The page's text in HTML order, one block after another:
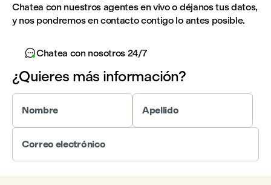
Chatea con nuestros agentes en vivo o déjanos tus datos,
y nos pondremos en contacto contigo lo antes posible.
Chatea con nosotros 24/7
¿Quieres más información?
Nombre Apellido
Correo electrónico